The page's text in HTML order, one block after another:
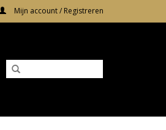
Mijn account / Registreren